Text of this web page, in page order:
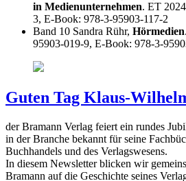
in Medienunternehmen. ET
3, E-Book: 978-3-95903-117-2
Band 10 Sandra Rühr, Hörmedien
95903-019-9, E-Book: 978-3-
Guten Tag Klaus-
der Bramann Verlag feiert ein rundes
in der Branche bekannt für seine
Buchhandels und des Verlagswesens.
In diesem Newsletter blicken wir
Bramann auf die Geschichte seines